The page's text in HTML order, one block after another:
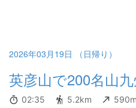
2026年03月19日 （日帰り）
英彦山で200名山
02:35 5.2km 590m